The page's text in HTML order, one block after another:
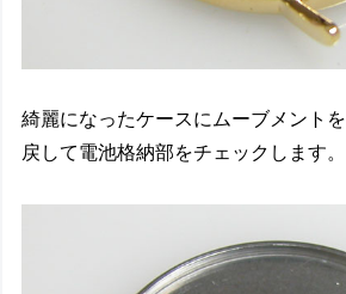
綺麗になったケースにムーブメントを
戻して電池格納部をチェックします。